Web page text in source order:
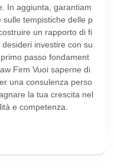
In aggiunta, garantiam
tempistiche delle p
un rapporto di fi
investire con su
passo fondament
Firm Vuoi saperne di
una consulenza perso
la tua crescita nel
e competenza.